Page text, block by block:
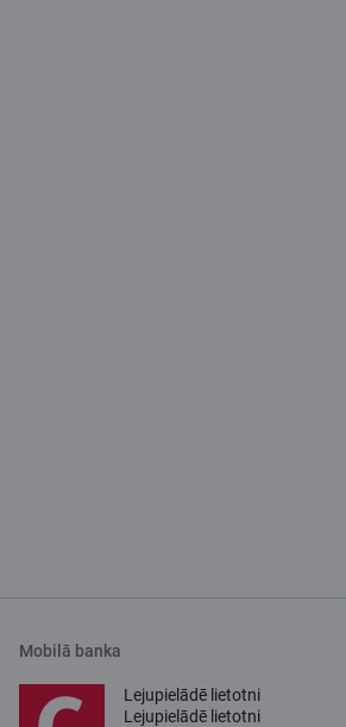
Mobilā banka
Lejupielādē lietotni
Lejupielādē lietotni